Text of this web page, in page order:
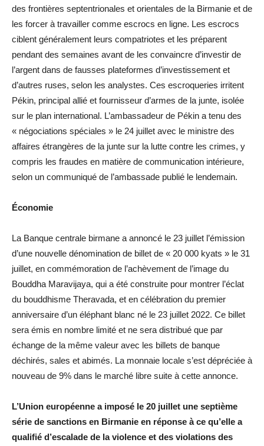
des frontières septentrionales et orientales de la Birmanie et de
les forcer à travailler comme escrocs en ligne. Les escrocs
ciblent généralement leurs compatriotes et les préparent
pendant des semaines avant de les convaincre d’investir de
l’argent dans de fausses plateformes d’investissement et
d’autres ruses, selon les analystes. Ces escroqueries irritent
Pékin, principal allié et fournisseur d’armes de la junte, isolée
sur le plan international. L’ambassadeur de Pékin a tenu des
« négociations spéciales » le 24 juillet avec le ministre des
affaires étrangères de la junte sur la lutte contre les crimes, y
compris les fraudes en matière de communication intérieure,
selon un communiqué de l’ambassade publié le lendemain.
Économie
La Banque centrale birmane a annoncé le 23 juillet l’émission
d’une nouvelle dénomination de billet de « 20 000 kyats » le 31
juillet, en commémoration de l’achèvement de l’image du
Bouddha Maravijaya, qui a été construite pour montrer l’éclat
du bouddhisme Theravada, et en célébration du premier
anniversaire d’un éléphant blanc né le 23 juillet 2022. Ce billet
sera émis en nombre limité et ne sera distribué que par
échange de la même valeur avec les billets de banque
déchirés, sales et abimés. La monnaie locale s’est dépréciée à
nouveau de 9% dans le marché libre suite à cette annonce.
L’Union européenne a imposé le 20 juillet une septième
série de sanctions en Birmanie en réponse à ce qu’elle a
qualifié d’escalade de la violence et des violations des